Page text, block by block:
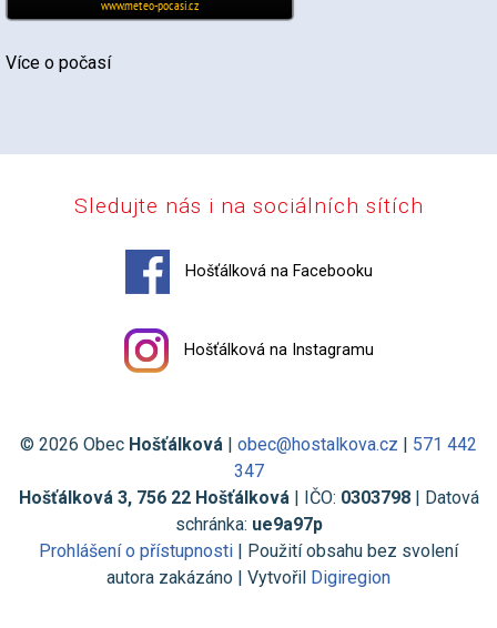
Více o počasí
Sledujte nás i na sociálních sítích
Hošťálková na Facebooku
Hošťálková na Instagramu
© 2026 Obec Hošťálková | obec@hostalkova.cz | 571 442
347
Hošťálková 3, 756 22 Hošťálková| IČO: 0303798| Datová
schránka: ue9a97p
Prohlášení o přístupnosti | Použití obsahu bez svolení
autora zakázáno | Vytvořil Digiregion